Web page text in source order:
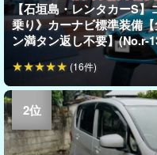
【石垣島・レンタカーS】
乗り》カーナビ標準装備
ン満タン返し不要】(No.r-
(16件)